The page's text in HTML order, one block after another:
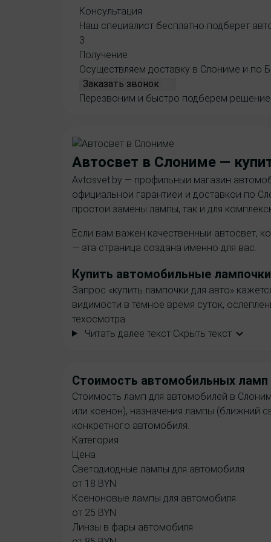
Стекло фары Volvo
Консультация
Наш специалист бесплатно подберет
3
Получение
Осуществляем доставку в Слониме и по
Заказать звонок
Перезвоним и быстро подберем
Автосвет в Слониме —
Avtosvet.by — профильныи магазин
официальнои гарантиеи и доставкои по
простои замены лампы, так и для
Если вам важен качественныи автосвет,
— эта страница создана именно для вас.
Купить автомобильные лампочки
Запрос «купить лампочки для авто»
видимости в темное время суток,
техосмотра.
Читать далее текст Скрыть текст
Cтоимость автомобильных ламп
Стоимость ламп для автомобилей в
или ксенон), назначения лампы (ближний
конкретного автомобиля.
Категория
Цена
Светодиодные лампы для автомобиля
от 18 BYN
Ксеноновые лампы для автомобиля
от 25 BYN
Линзы в фары автомобиля